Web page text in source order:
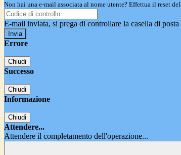
Non hai una e-mail associata al nome utente? Effettua il reset
E-mail inviata, si prega di controllare la casella di posta
Errore
Chiudi
Successo
Chiudi
Informazione
Chiudi
Attendere...
Attendere il completamento dell'operazione...